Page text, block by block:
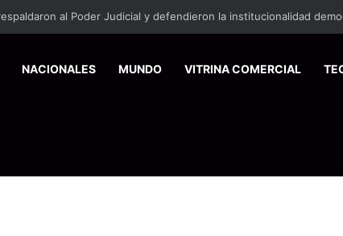
HOMENACIONALES MUNDO VITRINA COMERCIAL